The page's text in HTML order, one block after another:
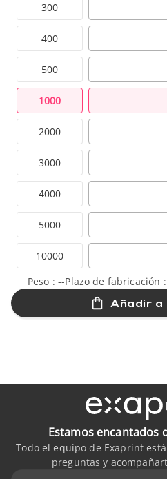
300
400
500
1000
2000
3000
4000
5000
10000
Peso :--Plazo de fabricación :
Añadir a
Estamos encantados
Todo el equipo de Exaprint
preguntas y